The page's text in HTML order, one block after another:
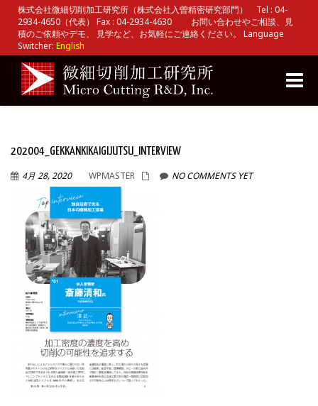
株式会社微細切削加工研究所（株式会社入曽精密研究部門） Tel : 04-
2934-4650（代表） Fax : 04-2934-4630 お問い合わせやご相談、見
積のご依頼やデモ、 見学など、お気軽にご連絡ください。 Language
Switcher: English
Toggle
202004_GEKKANKIKAIGIJUTSU_INTERVIEW
4月 28, 2020
WPMASTER NO COMMENTS YET